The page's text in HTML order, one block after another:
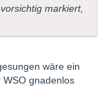
markiert,
wäre ein
gnadenlos